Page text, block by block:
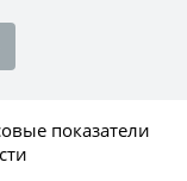
показатели